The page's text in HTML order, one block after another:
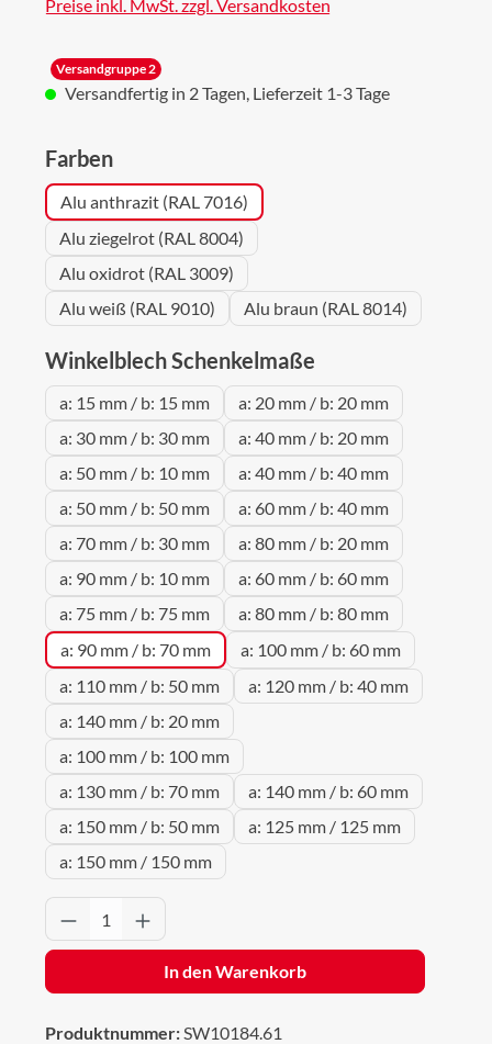
Preise inkl. MwSt. zzgl. Versandkosten
Versandgruppe 2
Versandfertig in 2 Tagen, Lieferzeit 1-3 Tage
Farbenauswählen
Alu anthrazit (RAL 7016)
Alu ziegelrot (RAL 8004)
Alu oxidrot (RAL 3009)
Alu weiß (RAL 9010)
Alu braun (RAL 8014)
Winkelblech Schenkelmaße
a: 15 mm / b: 15 mm
a: 20 mm / b: 20 mm
a: 30 mm / b: 30 mm
a: 40 mm / b: 20 mm
a: 50 mm / b: 10 mm
a: 40 mm / b: 40 mm
a: 50 mm / b: 50 mm
a: 60 mm / b: 40 mm
a: 70 mm / b: 30 mm
a: 80 mm / b: 20 mm
a: 90 mm / b: 10 mm
a: 60 mm / b: 60 mm
a: 75 mm / b: 75 mm
a: 80 mm / b: 80 mm
a: 90 mm / b: 70 mm
a: 100 mm / b: 60 mm
a: 110 mm / b: 50 mm
a: 120 mm / b: 40 mm
a: 140 mm / b: 20 mm
a: 100 mm / b: 100 mm
a: 130 mm / b: 70 mm
a: 140 mm / b: 60 mm
a: 150 mm / b: 50 mm
a: 125 mm / 125 mm
a: 150 mm / 150 mm
Produkt Anzahl: Gib den gewünschten
In den Warenkorb
Produktnummer:SW10184.61